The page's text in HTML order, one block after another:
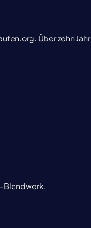
Über zehn
Blendwerk.